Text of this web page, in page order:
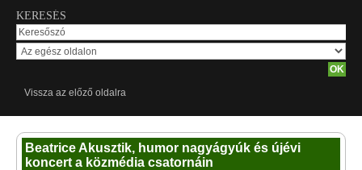
KERESÉS
Vissza az előző oldalra
Beatrice Akusztik, humor nagyágyúk és újévi
koncert a közmédia csatornáin